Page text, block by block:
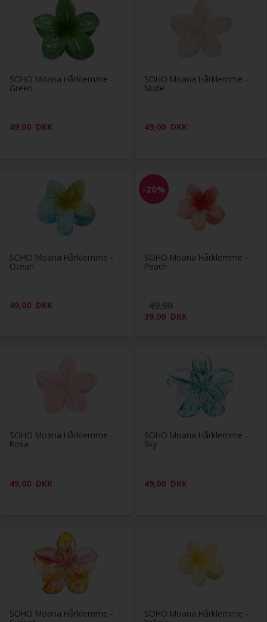
SOHO Moana Hårklemme -
Green
49,00 DKK
SOHO Moana Hårklemme -
Nude
49,00 DKK
SOHO Moana Hårklemme -
Ocean
49,00 DKK
-20%
SOHO Moana Hårklemme -
Peach
39,00 DKK
SOHO Moana Hårklemme -
Rosa
49,00 DKK
SOHO Moana Hårklemme -
Sky
49,00 DKK
SOHO Moana Hårklemme - SOHO Moana Hårklemme -